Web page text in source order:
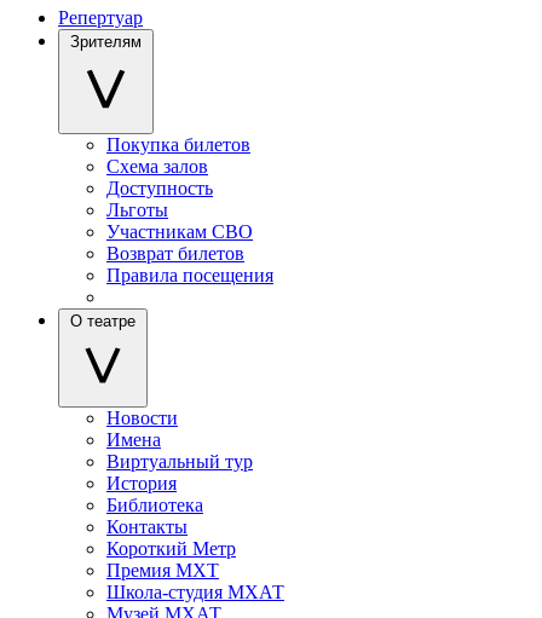
Репертуар
Зрителям
Покупка билетов
Схема залов
Доступность
Льготы
Участникам СВО
Возврат билетов
Правила посещения
О театре
Новости
Имена
Виртуальный тур
История
Библиотека
Контакты
Короткий Метр
Премия МХТ
Школа-студия МХАТ